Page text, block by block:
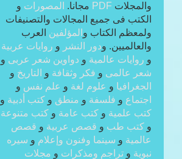
والمجلات PDF مجانا. المصورات و
الكتب فى جميع المجالات والتصنيفات
ولمعظم الكتاب و المؤلفين العرب
والعالميين. ودور النشر و روايات عربية
و روايات عالمية و دواوين شعر عربى و
شعر عالمى و فكر وثقافة و التاريخ و
الجغرافيا و علوم لغة و علم نفس و
اجتماع و فلسفة و منطق و كتب أدبية و
كتب علمية و كتب عامة و كتب متنوعة
و كتب طب و قصص عربية و قصص
عالمية و سينما وفنون وإعلام و سيره
نبوية و تراجم ومذكرات و مجلات